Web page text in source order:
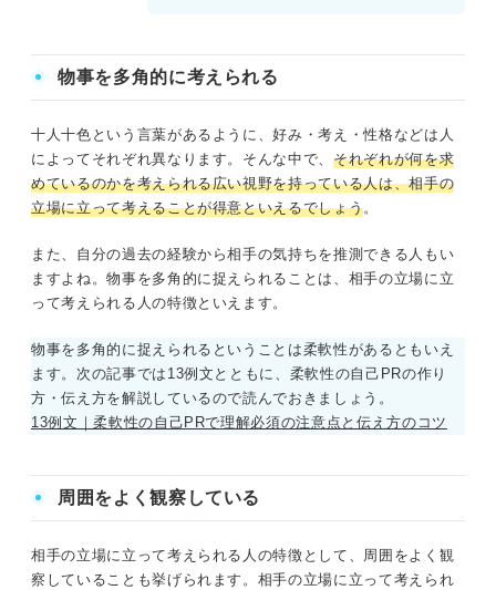
物事を多角的に考えられる
十人十色という言葉があるように、好み・考え・性格などは人
によってそれぞれ異なります。そんな中で、 それぞれが何を求
めているのかを考えられる広い視野を持っている人は、相手の
立場に立って考えることが得意といえるでしょう。
また、自分の過去の経験から相手の気持ちを推測できる人もい
ますよね。物事を多角的に捉えられることは、相手の立場に立
って考えられる人の特徴といえます。
物事を多角的に捉えられるということは柔軟性があるともいえ
ます。次の記事では13例文とともに、柔軟性の自己PRの作り
方・伝え方を解説しているので読んでおきましょう。
13例文｜柔軟性の自己PRで理解必須の注意点と伝え方のコツ
周囲をよく観察している
相手の立場に立って考えられる人の特徴として、周囲をよく観
察していることも挙げられます。相手の立場に立って考えられ